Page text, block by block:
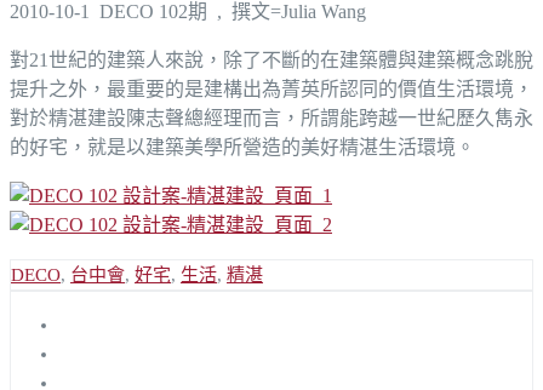
2010-10-1 DECO 102期 , 撰文=Julia Wang
對21世紀的建築人來說，除了不斷的在建築體與建築概念跳脫
提升之外，最重要的是建構出為菁英所認同的價值生活環境，
對於精湛建設陳志聲總經理而言，所謂能跨越一世紀歷久雋永
的好宅，就是以建築美學所營造的美好精湛生活環境。
DECO, 台中會, 好宅, 生活, 精湛